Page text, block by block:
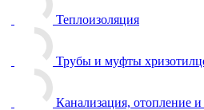
Теплоизоляция
Трубы и муфты
Канализация, отопление